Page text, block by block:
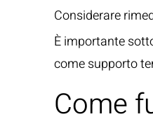
Considerare
È importante
come supporto
Come